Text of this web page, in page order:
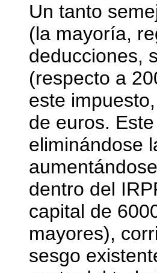
Un tanto
(la mayoría,
deducciones,
(respecto a
este
de euros.
eliminándose
dentro del
capital de
mayores),
sesgo